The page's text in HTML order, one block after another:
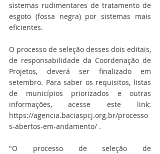
sistemas rudimentares de tratamento de
esgoto (fossa negra) por sistemas mais
eficientes.
O processo de seleção desses dois editais,
de responsabilidade da Coordenação de
Projetos, deverá ser finalizado em
setembro. Para saber os requisitos, listas
de municípios priorizados e outras
informações, acesse este link:
https://agencia.baciaspcj.org.br/processo
s-abertos-em-andamento/ .
"O processo de seleção de